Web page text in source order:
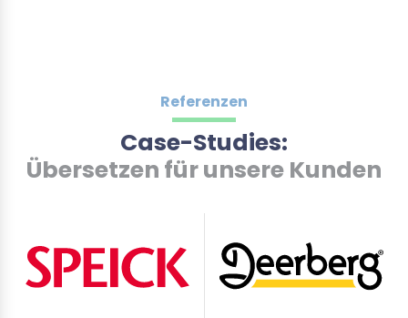
Referenzen
Case-Studies:
Übersetzen für unsere Kunden